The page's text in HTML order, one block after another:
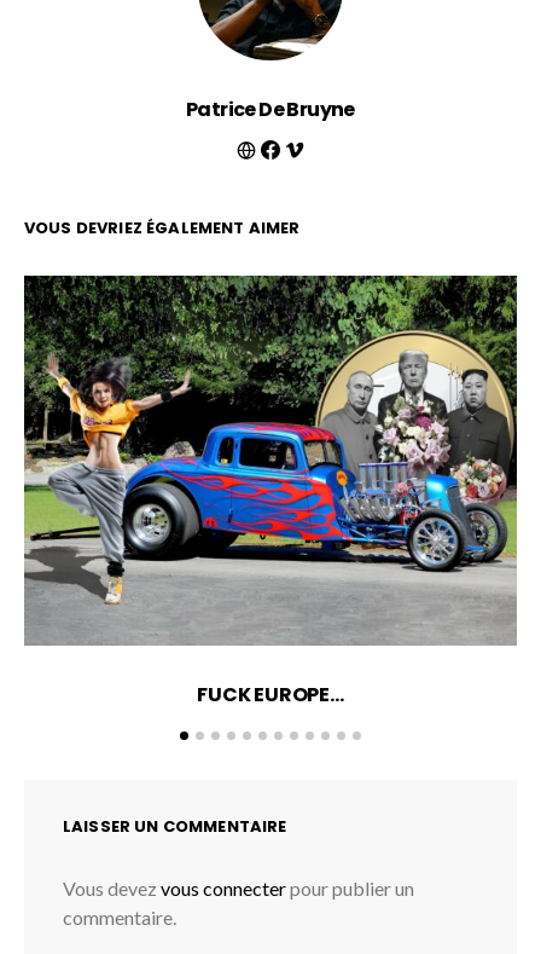
Patrice De Bruyne
VOUS DEVRIEZ ÉGALEMENT AIMER
FUCK EUROPE…
LAISSER UN COMMENTAIRE
Vous devez vous connecterpour publier un
commentaire.